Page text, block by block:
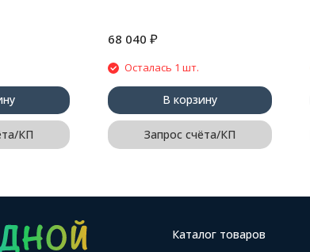
КП
68 040 ₽
Осталась 1 шт.
В корзину
Запрос счёта/КП
Каталог товаров